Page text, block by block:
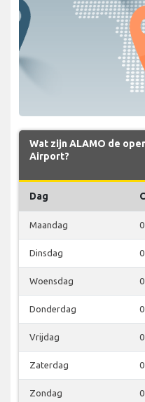
Wat zijn ALAMO de
Airport?
Dag
Maandag
Dinsdag
Woensdag
Donderdag
Vrijdag
Zaterdag
Zondag